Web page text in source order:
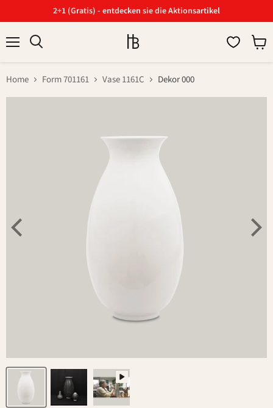
2+1 (Gratis) - entdecken sie die Aktionsartikel
Home Form 701161 Vase 1161C Dekor 000